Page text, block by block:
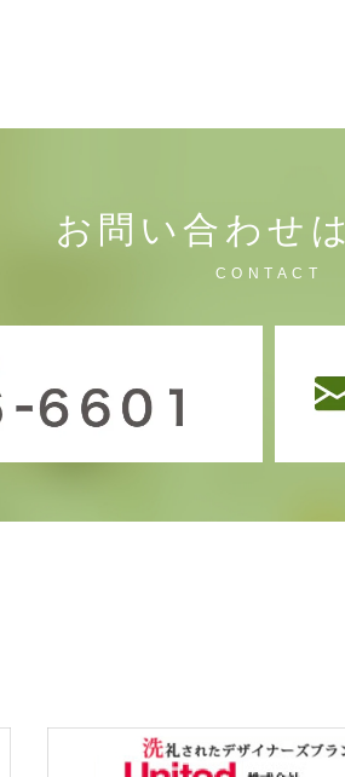
お問い合わせは
CONTACT